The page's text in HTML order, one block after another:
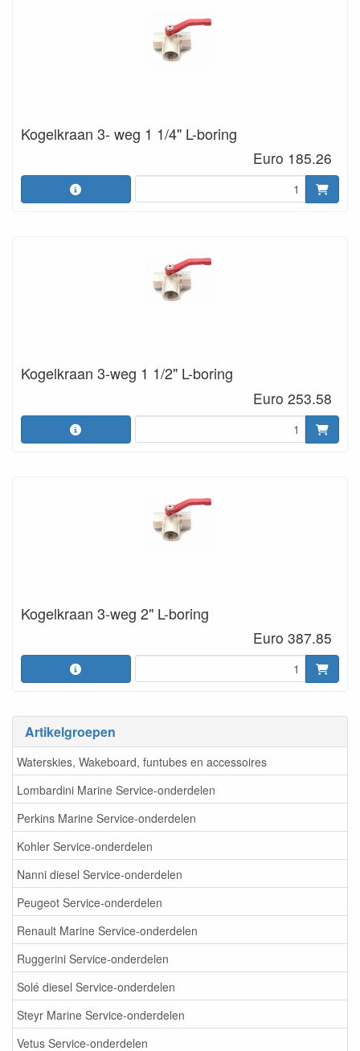
Artikelgroepen
Waterskies, Wakeboard, funtubes en accessoires
Lombardini Marine Service-onderdelen
Perkins Marine Service-onderdelen
Kohler Service-onderdelen
Nanni diesel Service-onderdelen
Peugeot Service-onderdelen
Renault Marine Service-onderdelen
Ruggerini Service-onderdelen
Solé diesel Service-onderdelen
Steyr Marine Service-onderdelen
Vetus Service-onderdelen
Kogelkraan 3- weg 1 1/4" L-boring
Euro 185.26
Kogelkraan 3-weg 1 1/2" L-boring
Euro 253.58
Kogelkraan 3-weg 2" L-boring
Euro 387.85